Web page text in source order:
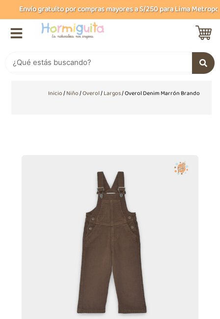
al
contenido
Envío gratuito por compras mayores a S/250 para Lima
Inicio/Niño/Overol/Largos/ Overol Denim Marrón Brando